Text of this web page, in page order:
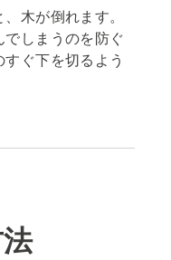
木が倒れます。
しまうのを防ぐ
ぐ下を切るよう